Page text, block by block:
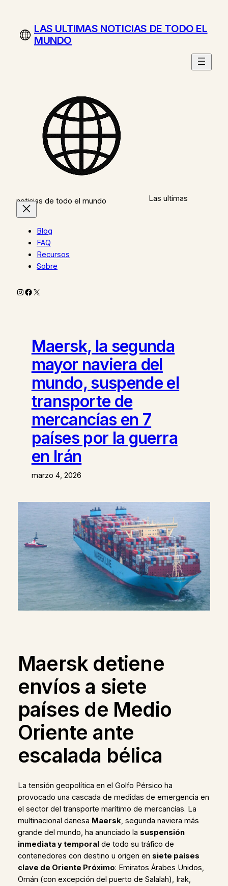
contenidoLAS ULTIMAS NOTICIAS DE TODO EL
MUNDO
Las ultimas
noticias de todo el mundo
Blog
FAQ
Recursos
Sobre
Instagram
Facebook
X
Maersk, la segunda
mayor naviera del
mundo, suspende el
transporte de
mercancías en 7
países por la guerra
en Irán
marzo 4, 2026
Maersk detiene
envíos a siete
países de Medio
Oriente ante
escalada bélica
La tensión geopolítica en el Golfo Pérsico ha
provocado una cascada de medidas de emergencia en
el sector del transporte marítimo de mercancías. La
multinacional danesa Maersk, segunda naviera más
grande del mundo, ha anunciado la suspensión
inmediata y temporalde todo su tráfico de
contenedores con destino u origen en siete países
clave de Oriente Próximo: Emiratos Árabes Unidos,
Omán (con excepción del puerto de Salalah), Irak,